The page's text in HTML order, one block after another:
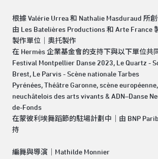
根據 Valérie Urrea 和 Nathalie Masduraud 所創
由 Les Batelières Productions 和 Arte France
製作單位｜奧托製作
在 Hermès 企業基金會的支持下與以下單位共
Festival Montpellier Danse 2023, Le Quartz -
Brest, Le Parvis - Scène nationale Tarbes
Pyrénées, Théâtre Garonne, scène
neuchâtelois des arts vivants & ADN–Danse
de-Fonds
在蒙彼利埃舞蹈節的駐場計劃中｜由 BNP
持
編舞與導演｜Mathilde Monnier